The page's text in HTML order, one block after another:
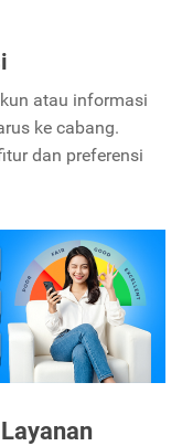
atau informasi
ke cabang.
dan preferensi